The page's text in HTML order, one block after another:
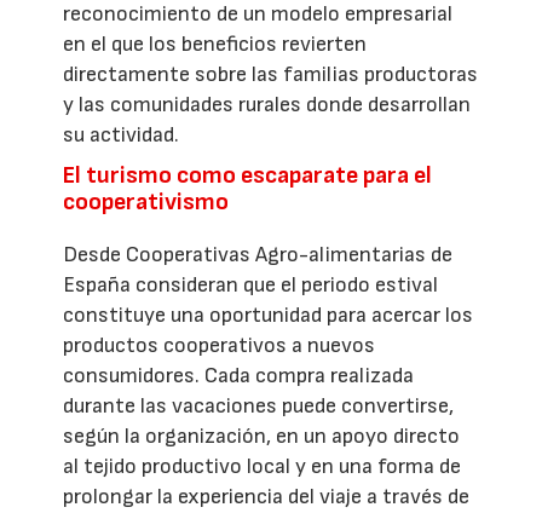
reconocimiento de un modelo empresarial
en el que los beneficios revierten
directamente sobre las familias productoras
y las comunidades rurales donde desarrollan
su actividad.
El turismo como escaparate para el
cooperativismo
Desde Cooperativas Agro-alimentarias de
España consideran que el periodo estival
constituye una oportunidad para acercar los
productos cooperativos a nuevos
consumidores. Cada compra realizada
durante las vacaciones puede convertirse,
según la organización, en un apoyo directo
al tejido productivo local y en una forma de
prolongar la experiencia del viaje a través de